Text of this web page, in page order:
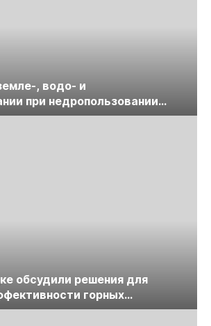
, водо- и
при недропользовании
«ПравоТЭК»
обсудили решения для
горных